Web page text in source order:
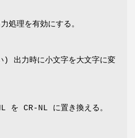
処理を有効にする。
出力時に小文字を大文字に変
を CR-NL に置き換える。